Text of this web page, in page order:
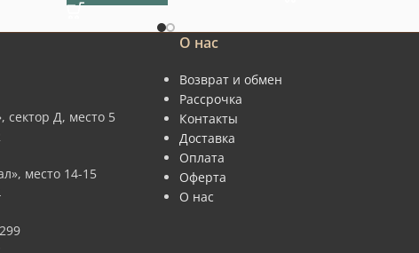
сектор Д, место 5
место 14-15
О нас
Возврат и обмен
Рассрочка
Контакты
Доставка
Оплата
Оферта
О нас